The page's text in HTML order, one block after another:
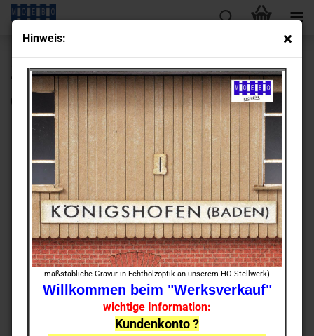
Hin­weis:
maßstäbliche Gravur in Echtholzoptik an unserem HO-Stellwerk)
Willkommen beim "Werksverkauf"
wichtige Information:
Kundenkonto ?
« Erster « zurück weiter »
Letzter »
430
Artikel in dieser Kategorie
0- 141270 Wasch­kaue - Abort - Lager